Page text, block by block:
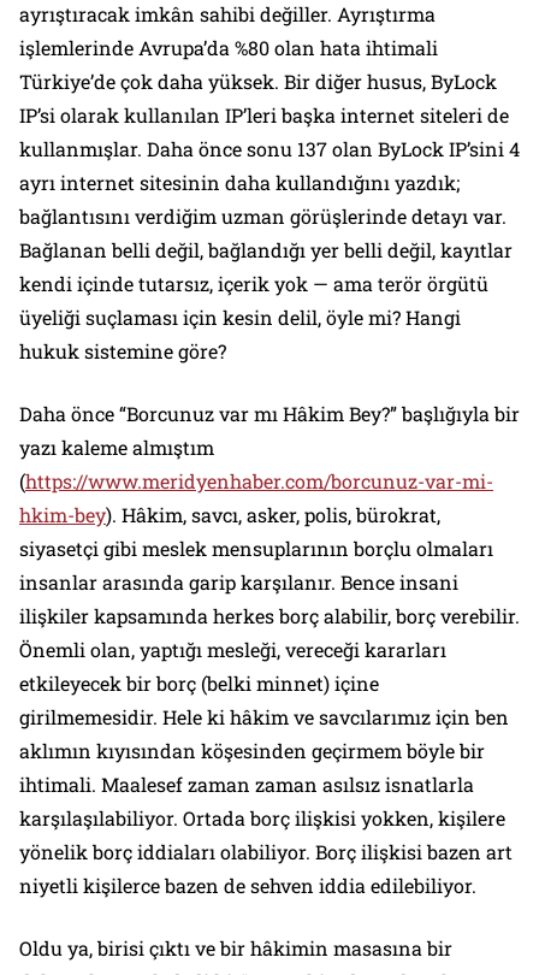
ayrıştıracak imkân sahibi değiller. Ayrıştırma
işlemlerinde Avrupa’da %80 olan hata ihtimali
Türkiye’de çok daha yüksek. Bir diğer husus, ByLock
IP’si olarak kullanılan IP’leri başka internet siteleri de
kullanmışlar. Daha önce sonu 137 olan ByLock IP’sini 4
ayrı internet sitesinin daha kullandığını yazdık;
bağlantısını verdiğim uzman görüşlerinde detayı var.
Bağlanan belli değil, bağlandığı yer belli değil, kayıtlar
kendi içinde tutarsız, içerik yok — ama terör örgütü
üyeliği suçlaması için kesin delil, öyle mi? Hangi
hukuk sistemine göre?
Daha önce “Borcunuz var mı Hâkim Bey?” başlığıyla bir
yazı kaleme almıştım
(https://www.meridyenhaber.com/borcunuz-var-mi-
hkim-bey). Hâkim, savcı, asker, polis, bürokrat,
siyasetçi gibi meslek mensuplarının borçlu olmaları
insanlar arasında garip karşılanır. Bence insani
ilişkiler kapsamında herkes borç alabilir, borç verebilir.
Önemli olan, yaptığı mesleği, vereceği kararları
etkileyecek bir borç (belki minnet) içine
girilmemesidir. Hele ki hâkim ve savcılarımız için ben
aklımın kıyısından köşesinden geçirmem böyle bir
ihtimali. Maalesef zaman zaman asılsız isnatlarla
karşılaşılabiliyor. Ortada borç ilişkisi yokken, kişilere
yönelik borç iddiaları olabiliyor. Borç ilişkisi bazen art
niyetli kişilerce bazen de sehven iddia edilebiliyor.
Oldu ya, birisi çıktı ve bir hâkimin masasına bir